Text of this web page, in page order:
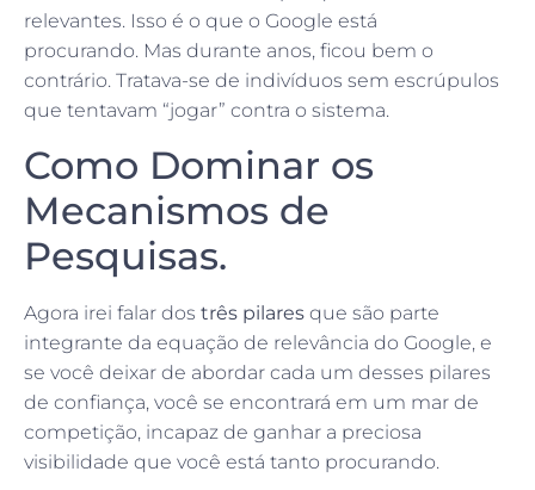
relevantes. Isso é o que o Google está
procurando. Mas durante anos, ficou bem o
contrário. Tratava-se de indivíduos sem escrúpulos
que tentavam “jogar” contra o sistema.
Como Dominar os
Mecanismos de
Pesquisas.
Agora irei falar dos três pilares que são parte
integrante da equação de relevância do Google, e
se você deixar de abordar cada um desses pilares
de confiança, você se encontrará em um mar de
competição, incapaz de ganhar a preciosa
visibilidade que você está tanto procurando.